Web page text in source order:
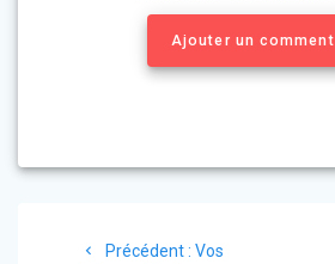
Ajouter un
Précédent : Article
Vos